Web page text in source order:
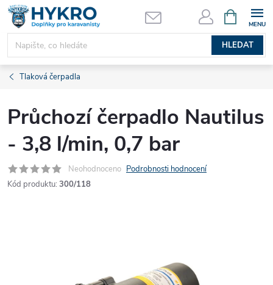
Přejít
obsah
HLEDAT
NÁKUPNÍ
KOŠÍK
Tlaková čerpadla
Průchozí čerpadlo Nautilus
- 3,8 l/min, 0,7 bar
Neohodnoceno Podrobnosti hodnocení
Kód produktu: 300/118